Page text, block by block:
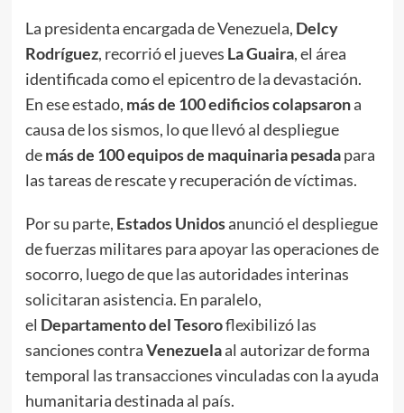
La presidenta encargada de Venezuela, Delcy
Rodríguez, recorrió el jueves La Guaira, el área
identificada como el epicentro de la devastación.
En ese estado, más de 100 edificios colapsarona
causa de los sismos, lo que llevó al despliegue
demás de 100 equipos de maquinaria pesadapara
las tareas de rescate y recuperación de víctimas.
Por su parte, Estados Unidosanunció el despliegue
de fuerzas militares para apoyar las operaciones de
socorro, luego de que las autoridades interinas
solicitaran asistencia. En paralelo,
el Departamento del Tesoroflexibilizó las
sanciones contraVenezuelaal autorizar de forma
temporal las transacciones vinculadas con la ayuda
humanitaria destinada al país.